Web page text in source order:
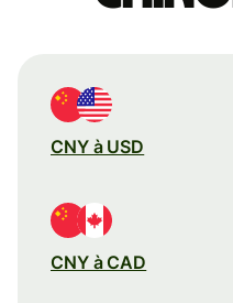
CNY à USD
CNY à CAD